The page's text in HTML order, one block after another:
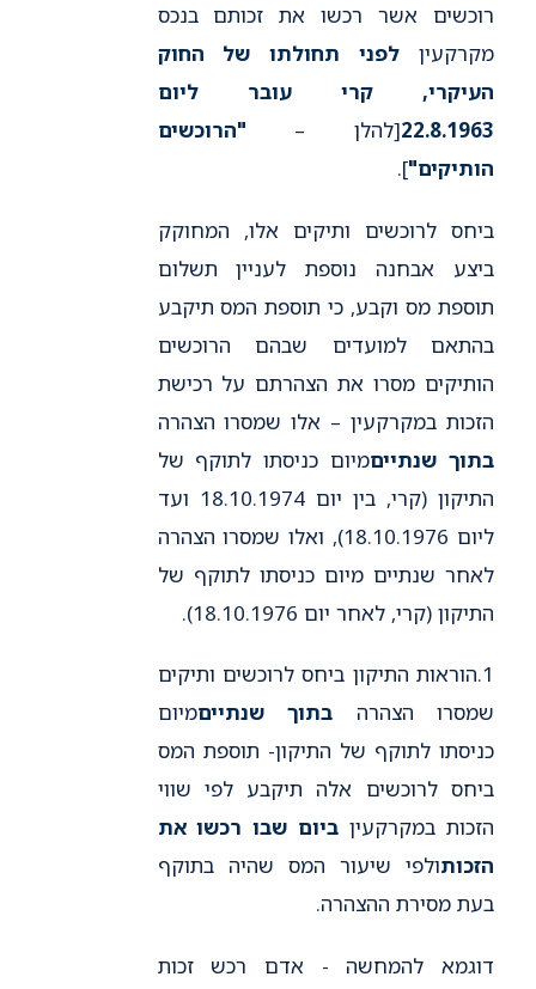
רוכשים אשר רכשו את זכותם בנכס
מקרקעין לפני תחולתו של החוק
העיקרי, קרי עובר ליום
22.8.1963[להלן – "הרוכשים
הותיקים"].
ביחס לרוכשים ותיקים אלו, המחוקק
ביצע אבחנה נוספת לעניין תשלום
תוספת מס וקבע, כי תוספת המס תיקבע
בהתאם למועדים שבהם הרוכשים
הותיקים מסרו את הצהרתם על רכישת
הזכות במקרקעין – אלו שמסרו הצהרה
בתוך שנתייםמיום כניסתו לתוקף של
התיקון (קרי, בין יום 18.10.1974 ועד
ליום 18.10.1976), ואלו שמסרו הצהרה
לאחר שנתיים מיום כניסתו לתוקף של
התיקון (קרי, לאחר יום 18.10.1976).
1.הוראות התיקון ביחס לרוכשים ותיקים
שמסרו הצהרה בתוך שנתייםמיום
כניסתו לתוקף של התיקון- תוספת המס
ביחס לרוכשים אלה תיקבע לפי שווי
הזכות במקרקעין ביום שבו רכשו את
הזכותולפי שיעור המס שהיה בתוקף
בעת מסירת ההצהרה.
דוגמא להמחשה - אדם רכש זכות